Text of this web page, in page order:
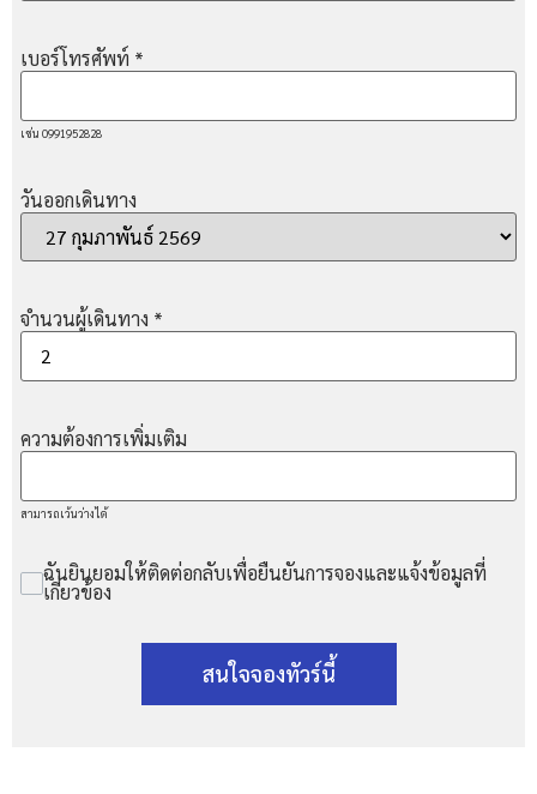
เบอร์โทรศัพท์ *
เช่น 0991952828
วันออกเดินทาง
จำนวนผู้เดินทาง *
ความต้องการเพิ่มเติม
สามารถเว้นว่างได้
ฉันยินยอมให้ติดต่อกลับเพื่อยืนยันการจองและแจ้งข้อมูลที่
เกี่ยวข้อง
สนใจจองทัวร์นี้